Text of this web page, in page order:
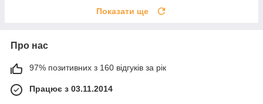
Показати ще
Про нас
97% позитивних з 160 відгуків за рік
Працює з 03.11.2014